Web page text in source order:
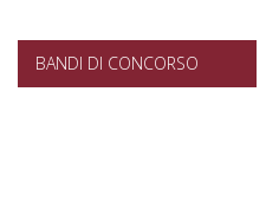
BANDI DI CONCORSO